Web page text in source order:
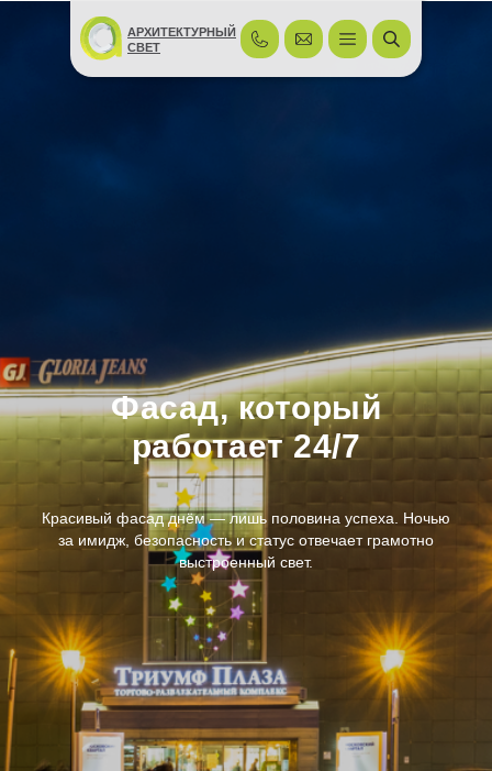
АРХИТЕКТУРНЫЙ
СВЕТ
Фасад, который
работает 24/7
Красивый фасад днём — лишь половина успеха. Ночью
за имидж, безопасность и статус отвечает грамотно
выстроенный свет.